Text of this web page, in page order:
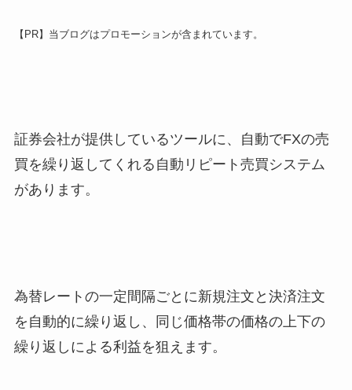
【PR】当ブログはプロモーションが含まれています。
証券会社が提供しているツールに、自動でFXの売
買を繰り返してくれる自動リピート売買システム
があります。
為替レートの一定間隔ごとに新規注文と決済注文
を自動的に繰り返し、同じ価格帯の価格の上下の
繰り返しによる利益を狙えます。